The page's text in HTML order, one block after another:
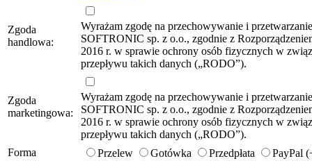
Zgoda
handlowa:
Wyrażam zgodę na przechowywanie i
SOFTRONIC sp. z o.o., zgodnie z
2016 r. w sprawie ochrony osób fizycznych w
przepływu takich danych („RODO”).
Zgoda
marketingowa:
Wyrażam zgodę na przechowywanie i
SOFTRONIC sp. z o.o., zgodnie z
2016 r. w sprawie ochrony osób fizycznych w
przepływu takich danych („RODO”).
Forma
Przelew Gotówka Przedpłata PayPal